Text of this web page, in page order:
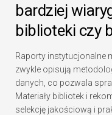
bardziej
biblioteki czy
Raporty instytucjonalne
zwykle opisują
danych, co pozwala
Materiały bibliotek i
selekcję jakościową i